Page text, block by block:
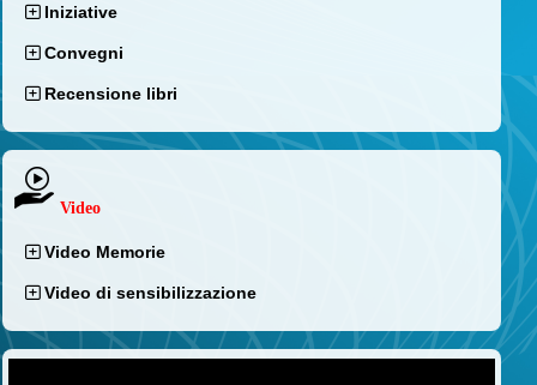
Iniziative
Convegni
Recensione libri
Video
Video Memorie
Video di sensibilizzazione